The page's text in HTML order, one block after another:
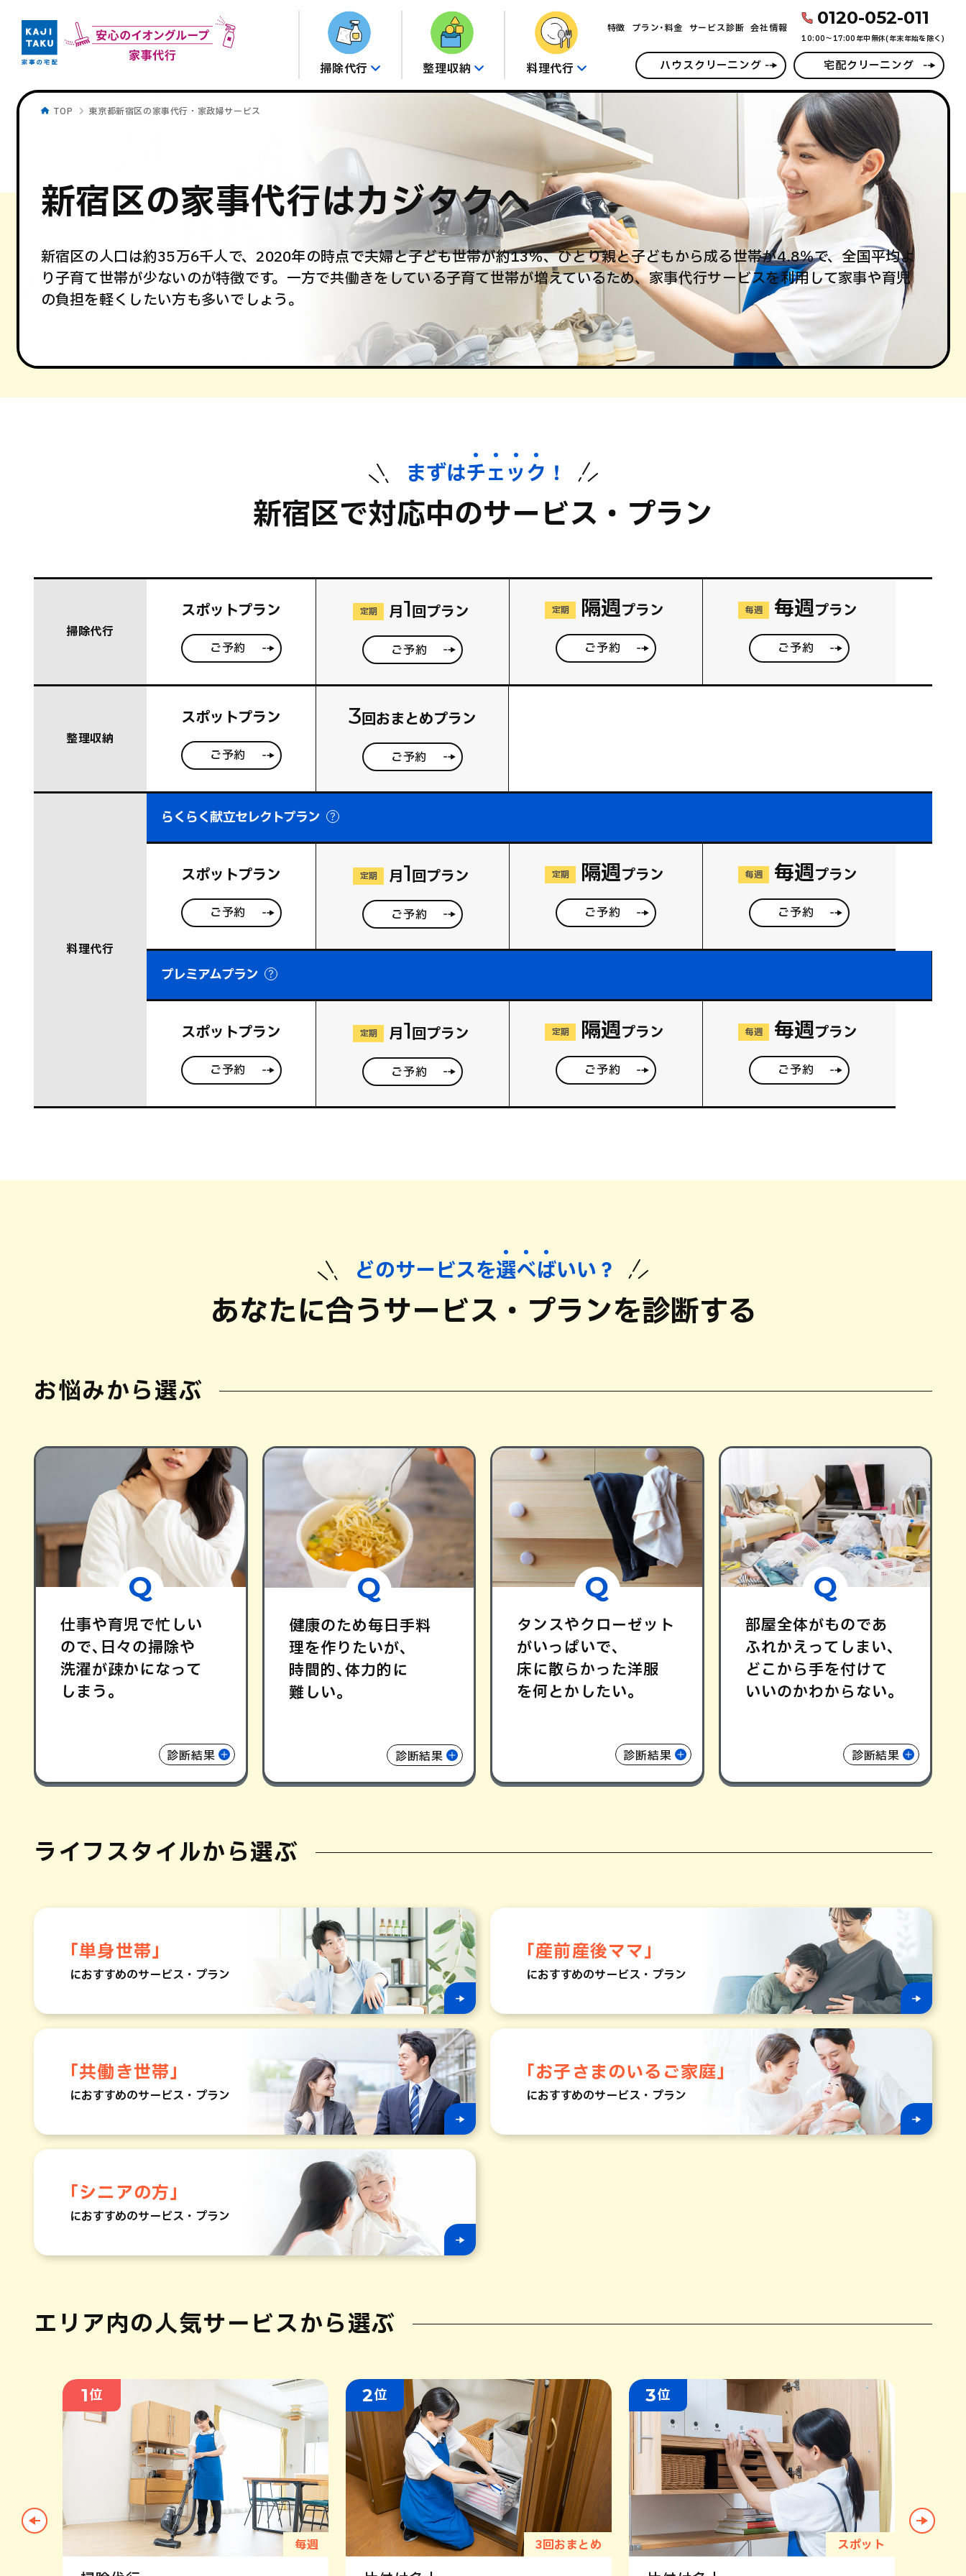
掃除代行 整理収納 料理代行
特徴 プラン･料金 サービス診断 会社情報 0120-052-011
10:00〜17:00年中無休(年末年始を除く)
ハウスクリーニング 宅配クリーニング
TOP 東京都新宿区の家事代行・家政婦サービス
新宿区の家事代行はカジタクへ
新宿区の人口は約35万6千人で、2020年の時点で夫婦と子ども世帯が約13％、ひとり親と子どもから成る世帯が4.8％で、全国平均よ
り子育て世帯が少ないのが特徴です。一方で共働きをしている子育て世帯が増えているため、家事代行サービスを利用して家事や育児
の負担を軽くしたい方も多いでしょう。
まずはチェック ！
新宿区で対応中のサービス・プラン
掃除代行
スポットプラン
ご予約
定期 月1回プラン
ご予約
定期 隔週プラン
ご予約
毎週 毎週プラン
ご予約
整理収納
スポットプラン
ご予約
3回おまとめプラン
ご予約
料理代行
らくらく献立セレクトプラン
スポットプラン
ご予約
定期 月1回プラン
ご予約
定期 隔週プラン
ご予約
毎週 毎週プラン
ご予約
プレミアムプラン
スポットプラン
ご予約
定期 月1回プラン
ご予約
定期 隔週プラン
ご予約
毎週 毎週プラン
ご予約
どのサービスを選べばいい？
あなたに合うサービス・プランを診断する
お悩みから選ぶ
Q
仕事や育児で忙しい
ので､日々の掃除や
洗濯が疎かになって
しまう｡
診断結果
Q
健康のため毎日手料
理を作りたいが､
時間的､体力的に
難しい｡
診断結果
Q
タンスやクローゼット
がいっぱいで､
床に散らかった洋服
を何とかしたい｡
診断結果
Q
部屋全体がものであ
ふれかえってしまい､
どこから手を付けて
いいのかわからない｡
診断結果
ライフスタイルから選ぶ
「単身世帯」
におすすめのサービス・プラン
「産前産後ママ」
におすすめのサービス・プラン
「共働き世帯」
におすすめのサービス・プラン
「お子さまのいるご家庭」
におすすめのサービス・プラン
「シニアの方」
におすすめのサービス・プラン
エリア内の人気サービスから選ぶ
1位
毎週
2位
3回おまとめ
3位
スポット